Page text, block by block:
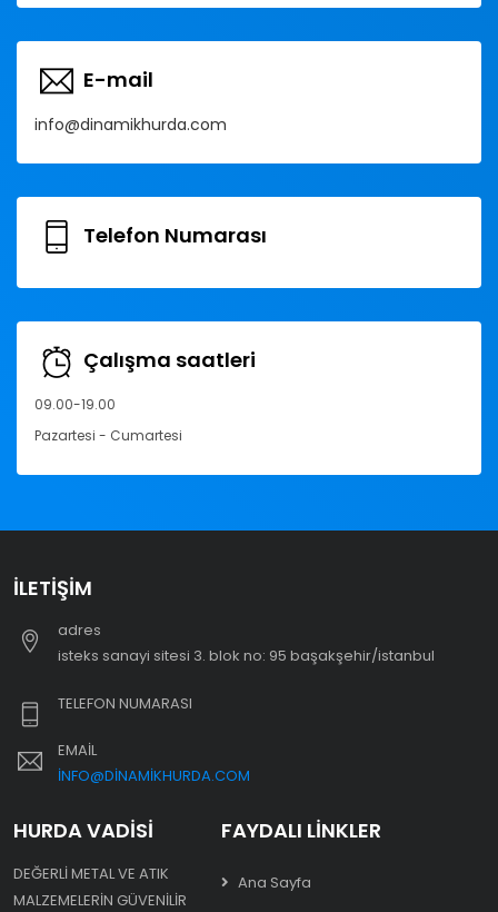
E-mail
info@dinamikhurda.com
Telefon Numarası
Çalışma saatleri
09.00-19.00
Pazartesi - Cumartesi
İLETIŞIM
adres
i̇steks sanayi sitesi 3. blok no: 95 başakşehir/i̇stanbul
TELEFON NUMARASI
EMAIL
INFO@DINAMIKHURDA.COM
HURDA VADISI
DEĞERLI METAL VE ATIK
MALZEMELERIN GÜVENILIR
FAYDALI LINKLER
Ana Sayfa